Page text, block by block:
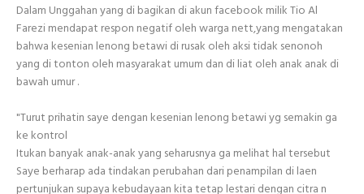
Dalam Unggahan yang di bagikan di akun facebook milik Tio Al
Farezi mendapat respon negatif oleh warga nett,yang mengatakan
bahwa kesenian lenong betawi di rusak oleh aksi tidak senonoh
yang di tonton oleh masyarakat umum dan di liat oleh anak anak di
bawah umur .
"Turut prihatin saye dengan kesenian lenong betawi yg semakin ga
ke kontrol
Itukan banyak anak-anak yang seharusnya ga melihat hal tersebut
Saye berharap ada tindakan perubahan dari penampilan di laen
pertunjukan supaya kebudayaan kita tetap lestari dengan citra n